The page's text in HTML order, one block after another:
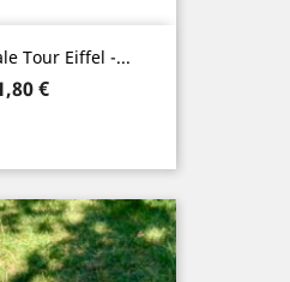
Tour Eiffel -...
€